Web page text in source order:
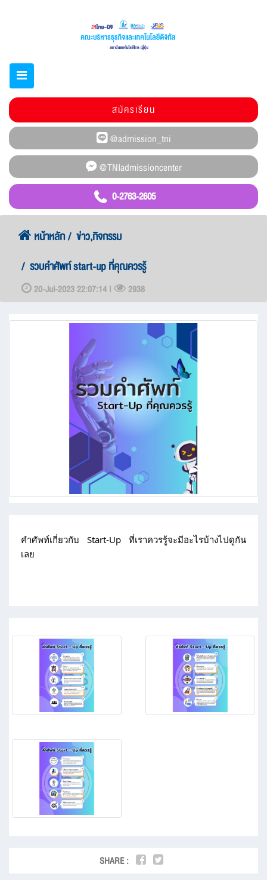
0-2763-2605
สมัครเรียน
หน้าหลัก
ข่าว,กิจกรรม
รวบคำศัพท์ start-up ที่คุณควรรู้
20-Jul-2023 22:07:14 | 2938
คำศัพท์เกี่ยวกับ Start-Up ที่เราควรรู้จะมีอะไรบ้างไปดูกัน
เลย
SHARE :